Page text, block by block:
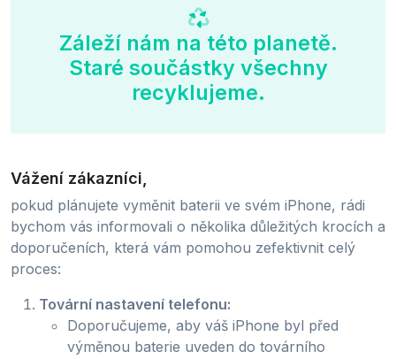
Záleží nám na této planetě.
Staré součástky všechny
recyklujeme.
Vážení zákazníci,
pokud plánujete vyměnit baterii ve svém iPhone, rádi
bychom vás informovali o několika důležitých krocích a
doporučeních, která vám pomohou zefektivnit celý
proces:
Tovární nastavení telefonu:
Doporučujeme, aby váš iPhone byl před
výměnou baterie uveden do továrního